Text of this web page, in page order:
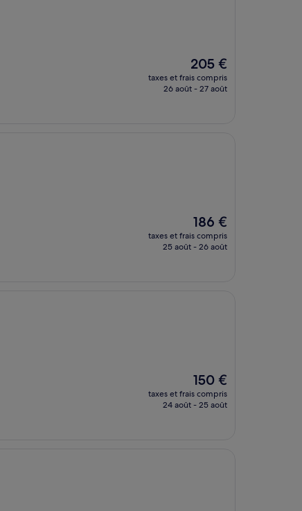
Le
nouveau
prix
205 €
taxes et frais compris
26 août - 27 août
Le
nouveau
prix
186 €
taxes et frais compris
25 août - 26 août
Le
nouveau
prix
150 €
taxes et frais compris
24 août - 25 août